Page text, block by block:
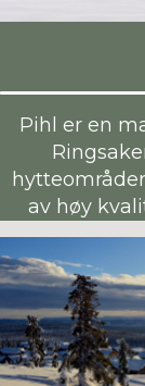
Pihl er en
av høy